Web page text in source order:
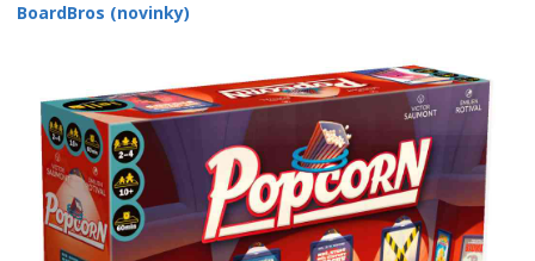
BoardBros (novinky)